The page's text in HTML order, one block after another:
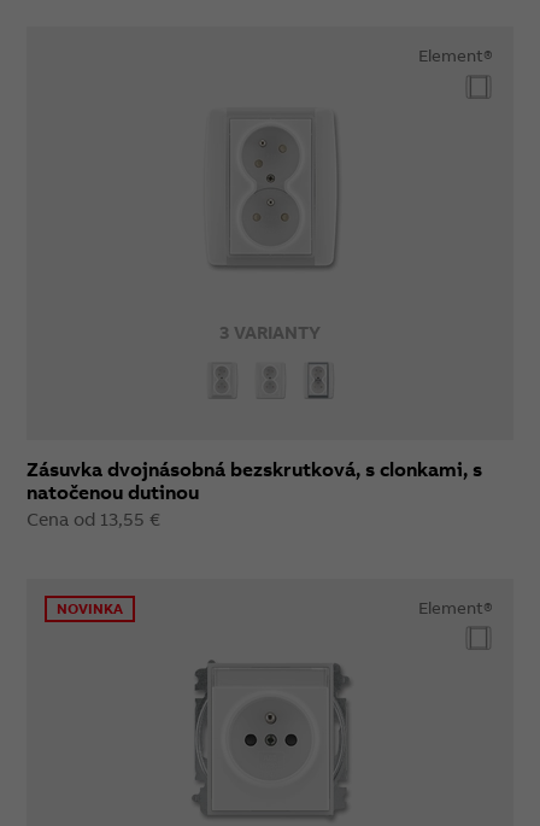
3 VARIANTY
Element®
Zásuvka dvojnásobná bezskrutková, s clonkami, s
natočenou dutinou
Cena od 13,55 €
NOVINKA Element®